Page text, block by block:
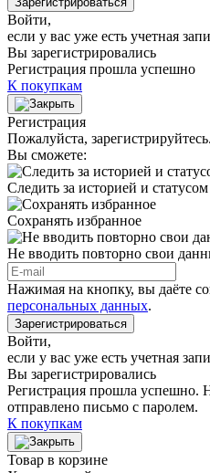
Войти,
если у вас уже есть учетная
Вы зарегистрировались
Регистрация прошла успешно
К покупкам
Регистрация
Пожалуйста, зарегистрируйтесь.
Вы сможете:
Следить за историей и статусом
Сохранять избранное
Не вводить повторно свои
Нажимая на кнопку, вы даёте
персональных данных.
Зарегистрироваться
Войти,
если у вас уже есть учетная
Вы зарегистрировались
Регистрация прошла успешно.
отправлено письмо с паролем.
К покупкам
Товар в корзине